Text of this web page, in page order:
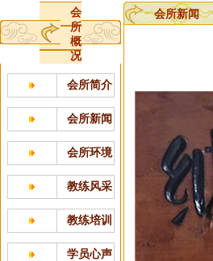
会
所
概
况
会所简介
会所新闻
会所环境
教练风采
教练培训
学员心声
会所新闻